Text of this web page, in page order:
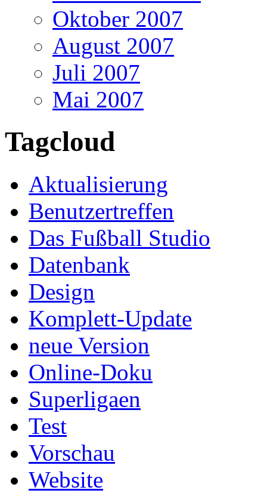
Oktober 2007
August 2007
Juli 2007
Mai 2007
Tagcloud
Aktualisierung
Benutzertreffen
Das Fußball Studio
Datenbank
Design
Komplett-Update
neue Version
Online-Doku
Superligaen
Test
Vorschau
Website